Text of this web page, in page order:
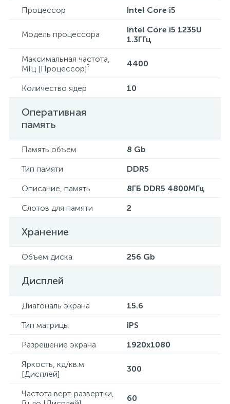
Процессор Intel Core i5
Модель процессора
Intel Core i5 1235U
1.3ГГц
Максимальная частота,
МГц [Процессор]? 4400
Количество ядер 10
Оперативная
память
Память объем
8 Gb
Тип памяти
DDR5
Описание, память
8ГБ DDR5 4800МГц
Слотов для памяти
2
Хранение
Объем диска 256 Gb
Дисплей
Диагональ экрана
15.6
Тип матрицы
IPS
Разрешение экрана
1920x1080
Яркость, кд/кв.м
[Дисплей]
300
Частота верт. развертки,
60